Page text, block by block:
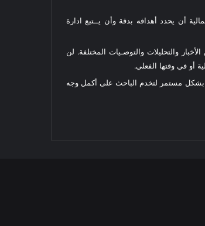
أن يحدد أهدافه بدقة وأن يــتبع ادارة
والتحليلات والتوصـيات المختلفة. لن
أو في وقتها الفعلي.
بشكل مستمر لتخدم الباحث على أكمل وجه